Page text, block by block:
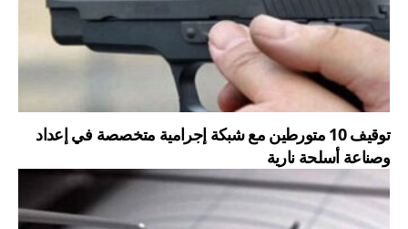
توقيف 10 متورطين مع شبكة إجرامية متخصصة في إعداد
وصناعة أسلحة نارية